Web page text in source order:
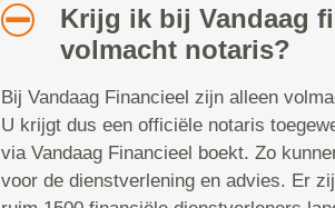
Krijg ik bij Vandaag
volmacht notaris?
Bij Vandaag Financieel zijn alleen
U krijgt dus een officiële notaris
via Vandaag Financieel boekt. Zo
voor de dienstverlening en advies. Er